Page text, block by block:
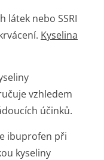
látek nebo SSRI
Kyselina
vzhledem
účinků.
ibuprofen při
kyseliny